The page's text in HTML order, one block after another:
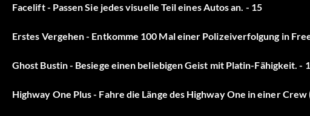
Facelift - Passen Sie jedes visuelle Teil eines Autos an. - 15
Erstes Vergehen - Entkomme 100 Mal einer Polizeiverfolgung in
Ghost Bustin - Besiege einen beliebigen Geist mit Platin-Fähigkeit. -
Highway One Plus - Fahre die Länge des Highway One in einer